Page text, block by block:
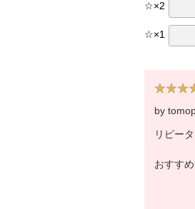
☆×2
☆×1
by
リピー
おすすめ